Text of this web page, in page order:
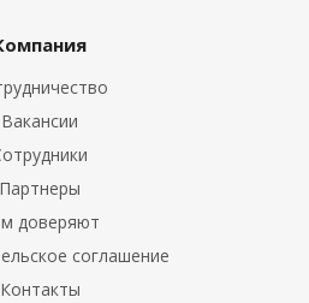
Вакансии
Партнеры
доверяют
соглашение
Контакты